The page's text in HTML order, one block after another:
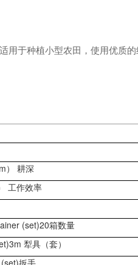
用于种植小型农田，使用优质
） 耕深
工作效率
(set)20箱数量
犁具（套）
扳手